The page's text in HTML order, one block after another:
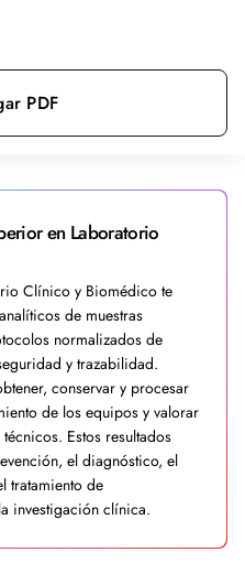
PDF
en Laboratorio
Clínico y Biomédico te
de muestras
normalizados de
y trazabilidad.
conservar y procesar
de los equipos y valorar
Estos resultados
el diagnóstico, el
tratamiento de
investigación clínica.